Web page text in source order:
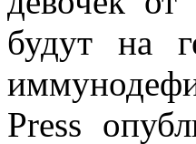
будут на
Press